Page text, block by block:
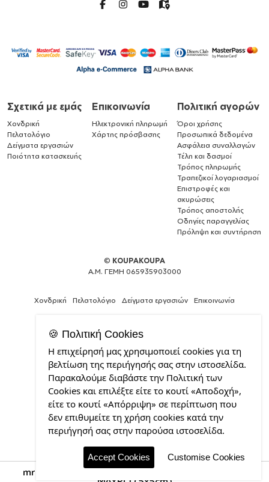
mr gingerbread, Μπρελόκ Δερματίνη, τετράγωνο
Σχετικά με εμάς
Χονδρική
Πελατολόγιο
Δείγματα εργασιών
Ποιότητα κατασκευής
Επικοινωνία
Ηλεκτρονική πληρωμή
Χάρτης πρόσβασης
Πολιτική αγορών
Όροι χρήσης
Προσωπικά δεδομένα
Ασφάλεια συναλλαγών
Τέλη και δασμοί
Τρόπος πληρωμής
Τραπεζικοί λογαριασμοί
Επιστροφές και
ακυρώσεις
Τρόπος αποστολής
Οδηγίες παραγγελίας
Πρόληψη και συντήρηση
© KOUPAKOUPA
Α.Μ. ΓΕΜΗ 065935903000
Χονδρική Πελατολόγιο Δείγματα εργασιών Επικοινωνία
Κατασκευή
ιστοσελίδων
και
Web
Design
από
την
CDL.gr
🍪 Πολιτική Cookies
Η επιχείρησή μας χρησιμοποιεί cookies για τη
βελτίωση της περιήγησής σας στην ιστοσελίδα.
Παρακαλούμε διαβάστε την Πολιτική των
Cookies και επιλέξτε είτε το κουτί «Αποδοχή»,
είτε το κουτί «Απόρριψη» σε περίπτωση που
δεν επιθυμείτε τη χρήση cookies κατά την
περιήγησή σας στην παρούσα ιστοσελίδα.
Accept Cookies Customise Cookies